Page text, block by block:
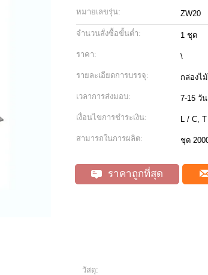
หมายเลขรุ่น: ZW20
จำนวนสั่งซื้อขั้นต่ำ: 1 ชุด
ราคา: \
รายละเอียดการบรรจุ: กล่องไม้
เวลาการส่งมอบ: 7-15 วัน
เงื่อนไขการชำระเงิน: L / C,
สามารถในการผลิต: ชุด
ราคาถูกที่สุด
วัสดุ: